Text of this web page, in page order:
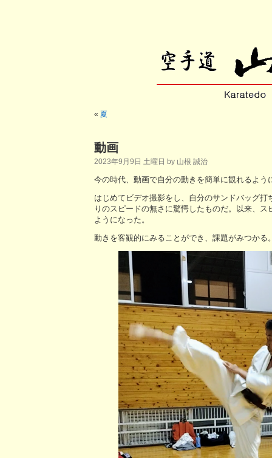
« 夏
動画
2023年9月9日 土曜日 by 山根 誠治
今の時代、動画で自分の動きを簡単に観れるよう
はじめてビデオ撮影をし、自分のサンドバッグ
りのスピードの無さに驚愕したものだ。以来、ス
ようになった。
動きを客観的にみることができ、課題がみつかる